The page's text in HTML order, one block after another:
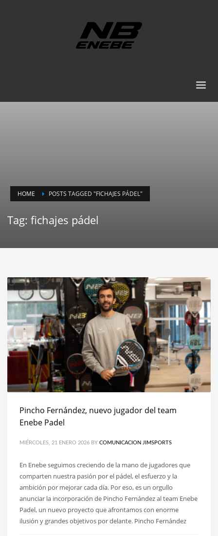
HOME POSTS TAGGED "FICHAJES PÁDEL"
Tag: fichajes pádel
Pincho Fernández, nuevo jugador del team
Enebe Padel
MIÉRCOLES, 21 ENERO 2026 BY COMUNICACION JIMSPORTS
En Enebe seguimos creciendo de la mano de jugadores que
comparten nuestra pasión por el pádel, el esfuerzo y la
ambición por mejorar cada día. Por eso, es un orgullo
anunciar la incorporación de Pincho Fernández al team Enebe
Padel, un nuevo proyecto que afrontamos con enorme
ilusión y grandes objetivos por delante. Pincho Fernández